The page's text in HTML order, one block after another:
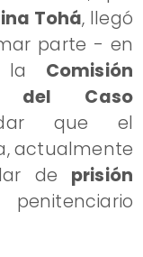
Tohá, llegó
parte - en
la Comisión
del Caso
que el
actualmente
de prisión